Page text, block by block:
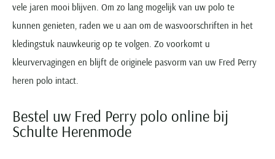
vele jaren mooi blijven. Om zo lang mogelijk van uw polo te
kunnen genieten, raden we u aan om de wasvoorschriften in het
kledingstuk nauwkeurig op te volgen. Zo voorkomt u
kleurvervagingen en blijft de originele pasvorm van uw Fred Perry
heren polo intact.
Bestel uw Fred Perry polo online bij
Schulte Herenmode